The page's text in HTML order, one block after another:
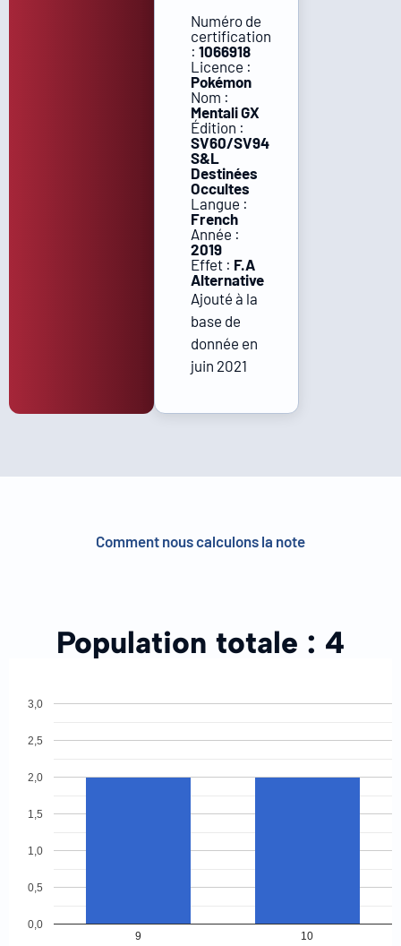
Numéro de
certification
: 1066918
Licence :
Pokémon
Nom :
Mentali GX
Édition :
SV60/SV94
S&L
Destinées
Occultes
Langue :
French
Année :
2019
Effet : F.A
Alternative
Ajouté à la
base de
donnée en
juin 2021
Comment nous calculons la note
Population totale : 4
9 10
0,0
0,5
1,0
1,5
2,0
2,5
3,0